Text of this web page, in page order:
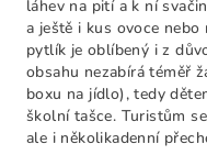
láhev na pití a k ní
a ještě i kus ovoce
pytlík je oblíbený i z
obsahu nezabírá téměř
boxu na jídlo), tedy
školní tašce. Turistům
ale i několikadenní